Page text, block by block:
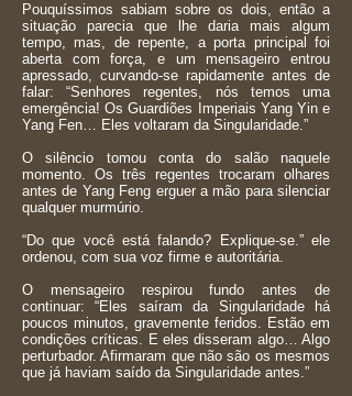
Pouquíssimos sabiam sobre os dois, então a
situação parecia que lhe daria mais algum
tempo, mas, de repente, a porta principal foi
aberta com força, e um mensageiro entrou
apressado, curvando-se rapidamente antes de
falar: “Senhores regentes, nós temos uma
emergência! Os Guardiões Imperiais Yang Yin e
Yang Fen… Eles voltaram da Singularidade.”
O silêncio tomou conta do salão naquele
momento. Os três regentes trocaram olhares
antes de Yang Feng erguer a mão para silenciar
qualquer murmúrio.
“Do que você está falando? Explique-se.” ele
ordenou, com sua voz firme e autoritária.
O mensageiro respirou fundo antes de
continuar: “Eles saíram da Singularidade há
poucos minutos, gravemente feridos. Estão em
condições críticas. E eles disseram algo… Algo
perturbador. Afirmaram que não são os mesmos
que já haviam saído da Singularidade antes.”